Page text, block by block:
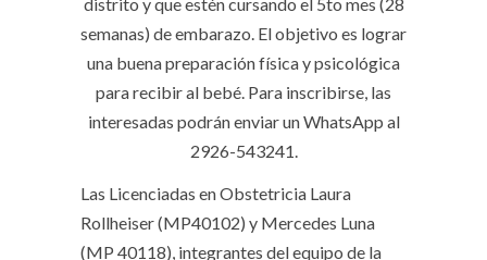
semanas) de embarazo. El objetivo es lograr
una buena preparación física y psicológica
para recibir al bebé. Para inscribirse, las
interesadas podrán enviar un WhatsApp al
2926-543241.
Las Licenciadas en Obstetricia Laura
Rollheiser (MP40102) y Mercedes Luna
(MP 40118), integrantes del equipo de la